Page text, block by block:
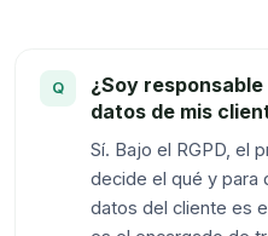
¿Soy
datos de mis
Sí. Bajo el RGPD, el
decide el qué y para
datos del cliente es